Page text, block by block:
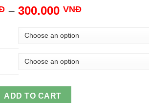
–300.000VNĐ
3 Hạt 1989 Watch quantity
ADD TO CART